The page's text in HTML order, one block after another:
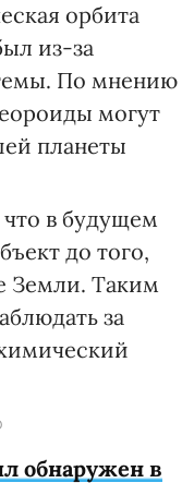
орбита
из-за
По мнению
могут
планеты
в будущем
до того,
Земли. Таким
за
обнаружен в